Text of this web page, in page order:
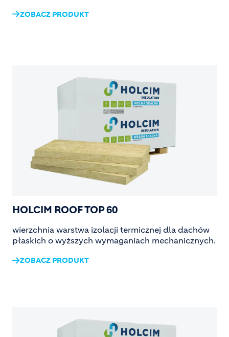
ZOBACZ PRODUKT
HOLCIM ROOF TOP 60
wierzchnia warstwa izolacji termicznej dla dachów
płaskich o wyższych wymaganiach mechanicznych.
ZOBACZ PRODUKT